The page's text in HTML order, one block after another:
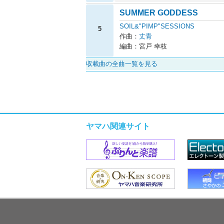
5
SUMMER GODDESS
SOIL&"PIMP"SESSIONS
作曲： 丈青
編曲：宮戸 幸枝
収載曲の全曲一覧を見る
ヤマハ関連サイト